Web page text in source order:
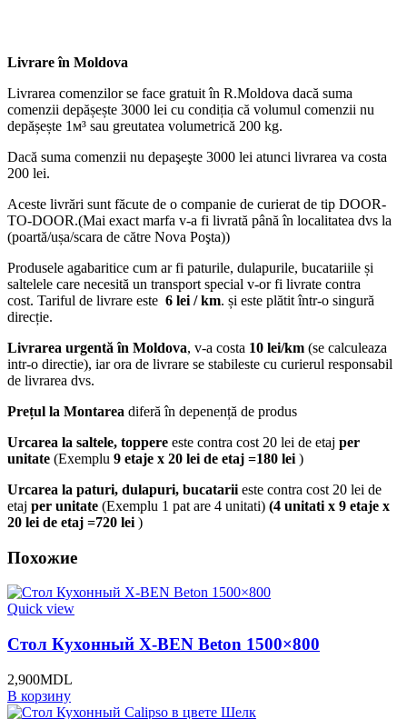
Livrare în Moldova
Livrarea comenzilor se face gratuit în R.Moldova dacă suma
comenzii depășește 3000 lei cu condiția că volumul comenzii nu
depășește 1м³ sau greutatea volumetrică 200 kg.
Dacă suma comenzii nu depaşeşte 3000 lei atunci livrarea va costa
200 lei.
Aceste livrări sunt făcute de o companie de curierat de tip DOOR-
TO-DOOR.(Mai exact marfa v-a fi livrată până în localitatea dvs la
(poartă/ușa/scara de către Nova Poşta))
Produsele agabaritice cum ar fi paturile, dulapurile, bucatariile și
saltelele care necesită un transport special v-or fi livrate contra
cost. Tariful de livrare este 6 lei / km. și este plătit într-o singură
direcție.
Livrarea urgentă în Moldova, v-a costa 10 lei/km (se calculeaza
intr-o directie), iar ora de livrare se stabileste cu curierul responsabil
de livrarea dvs.
Prețul la Montarea diferă în depenență de produs
Urcarea la saltele, toppere este contra cost 20 lei de etaj per
unitate (Exemplu 9 etaje x 20 lei de etaj =180 lei )
Urcarea la paturi, dulapuri, bucatarii este contra cost 20 lei de
etaj per unitate (Exemplu 1 pat are 4 unitati) (4 unitati x 9 etaje x
20 lei de etaj =720 lei )
Похожие
Quick view
Стол Кухонный X-BEN Beton 1500×800
2,900MDL
В корзину